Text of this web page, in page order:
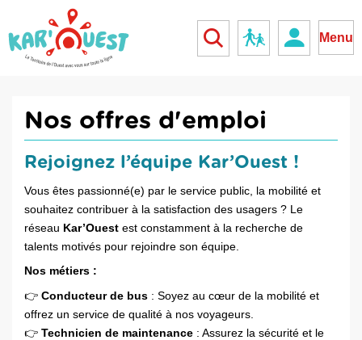
Menu
Réseau scolaire
Nos offres d'emploi
Rejoignez l’équipe Kar’Ouest !
Vous êtes passionné(e) par le service public, la mobilité et
souhaitez contribuer à la satisfaction des usagers ? Le
réseau Kar’Ouest est constamment à la recherche de
talents motivés pour rejoindre son équipe.
Nos métiers :
👉 Conducteur de bus : Soyez au cœur de la mobilité et
offrez un service de qualité à nos voyageurs.
👉 Technicien de maintenance : Assurez la sécurité et le